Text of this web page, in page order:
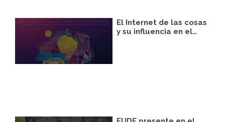
El Internet de las cosas
y su influencia en el…